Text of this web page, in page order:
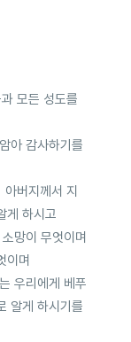
모든 성도를
아 감사하기를
버지께서 지
게 하시고
망이 무엇이며
이며
우리에게 베푸
알게 하시기를